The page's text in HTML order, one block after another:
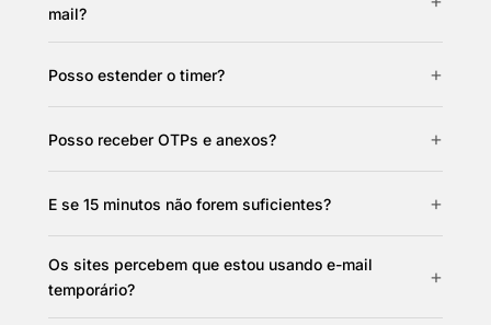
mail?
Posso estender o timer?
Posso receber OTPs e anexos?
E se 15 minutos não forem suficientes?
Os sites percebem que estou usando e-mail
temporário?